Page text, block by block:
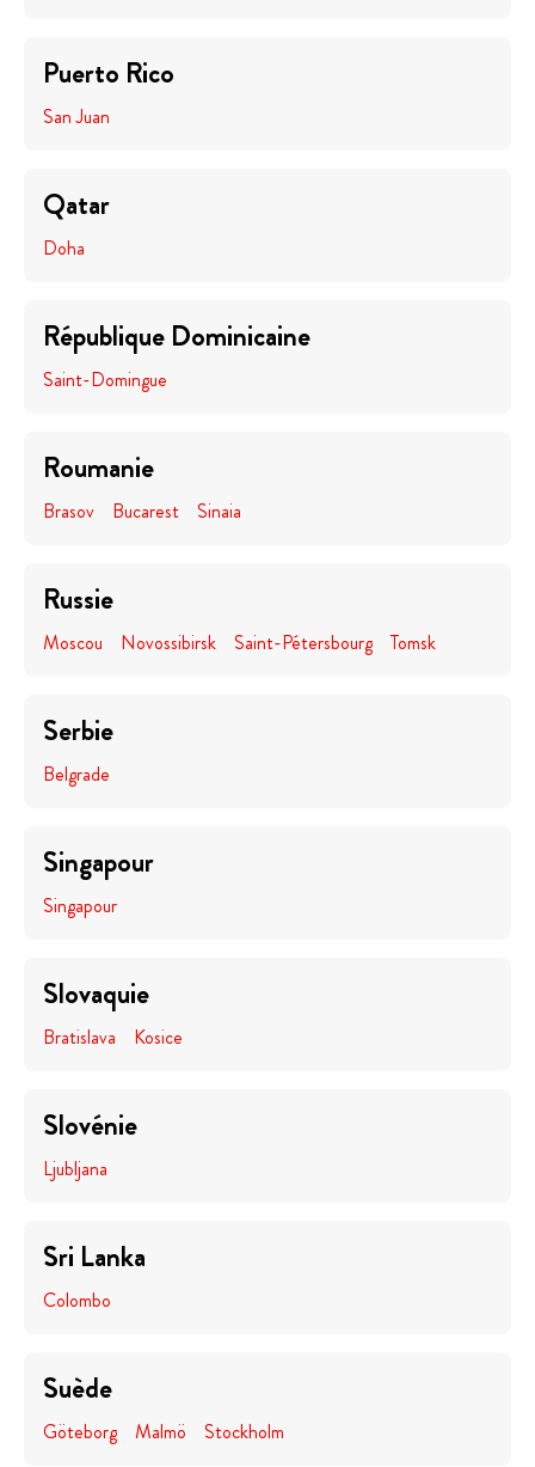
Puerto Rico
San Juan
Qatar
Doha
République Dominicaine
Saint-Domingue
Roumanie
Brasov Bucarest Sinaia
Russie
Moscou Novossibirsk Saint-Pétersbourg Tomsk
Serbie
Belgrade
Singapour
Singapour
Slovaquie
Bratislava Kosice
Slovénie
Ljubljana
Sri Lanka
Colombo
Suède
Göteborg Malmö Stockholm